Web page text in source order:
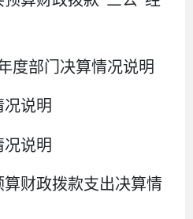
度部门决算情况说明
说明
说明
财政拨款支出决算情